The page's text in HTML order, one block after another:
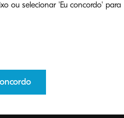
ou selecionar 'Eu concordo' para